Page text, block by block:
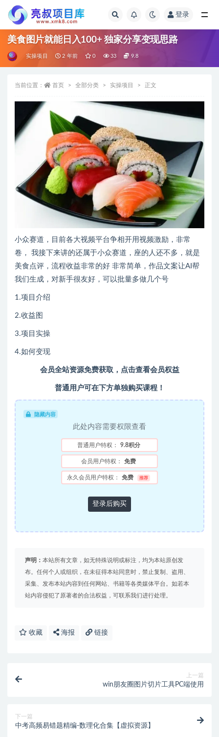
登录
美食图片就能日入100+ 独家分享变现思路
实操项目 2 年前 0 33 9.8
当前位置： 首页 全部分类 实操项目 正文
小众赛道，目前各大视频平台争相开用视频激励，非常
卷， 我接下来讲的还属于小众赛道，座的人还不多，就是
美食点评，流程收益非常的好 非常简单，作品文案让AI帮
我们生成，对新手很友好，可以批量多做几个号
1.项目介绍
2.收益图
3.项目实操
4.如何变现
会员全站资源免费获取，点击查看会员权益
普通用户可在下方单独购买课程！
隐藏内容
此处内容需要权限查看
普通用户特权： 9.8积分
会员用户特权： 免费
永久会员用户特权： 免费 推荐
登录后购买
声明： 本站所有文章，如无特殊说明或标注，均为本站原创发
布。任何个人或组织，在未征得本站同意时，禁止复制、盗用、
采集、发布本站内容到任何网站、书籍等各类媒体平台。如若本
站内容侵犯了原著者的合法权益，可联系我们进行处理。
收藏 海报 链接
上一篇
win朋友圈图片切片工具PC端使用
下一篇
中考高频易错题精编-数理化合集【虚拟资源】